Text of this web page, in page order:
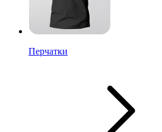
Перчатки